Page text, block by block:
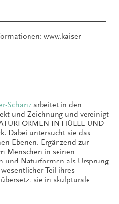
www.kaiser-
Schanz arbeitet in den
und Zeichnung und vereinigt
IN HÜLLE UND
Dabei untersucht sie das
Ebenen. Ergänzend zur
Menschen in seinen
und Naturformen als Ursprung
Teil ihres
sie in skulpturale